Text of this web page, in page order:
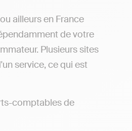
ailleurs en France
de votre
Plusieurs sites
service, ce qui est
comptables de